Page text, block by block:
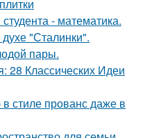
- математика.
"Сталинки".
пары.
28 Классических Идеи
стиле прованс даже в